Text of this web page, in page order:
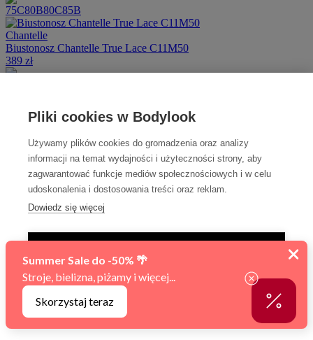
Pliki cookies w Bodylook
Używamy plików cookies do gromadzenia oraz analizy
informacji na temat wydajności i użyteczności strony, aby
zagwarantować funkcje mediów społecznościowych i w celu
udoskonalenia i dostosowania treści oraz reklam.
Dowiedz się więcej
AKCEPTUJ WSZYSTKIE
Zarządzaj ustawieniami
75C80B80C85B
Chantelle
Biustonosz Chantelle True Lace C11M50
389 zł
Summer Sale
Biustonosz Marie Jo Linda 102356
479 zł 239 zł
80B80C
-50%
Biustonosz usztywniany JOOP! Urban Couture 607000
319 zł
70C70D
-50%
Summer Sale
Marie Jo